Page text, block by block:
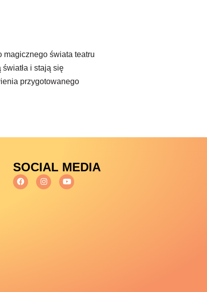
magicznego świata teatru
i stają się
przygotowanego
SOCIAL MEDIA